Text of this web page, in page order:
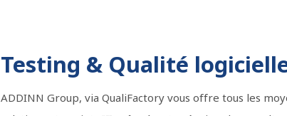
Testing & Qualité
ADDINN Group, via QualiFactory vous offre tous les